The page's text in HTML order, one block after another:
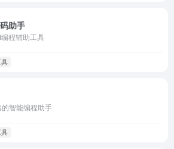
助手
程辅助工具
智能编程助手